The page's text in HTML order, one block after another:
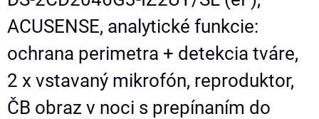
ACUSENSE, analytické funkcie:
ochrana perimetra + detekcia tváre,
2 x vstavaný mikrofón, reproduktor,
ČB obraz v noci s prepínaním do